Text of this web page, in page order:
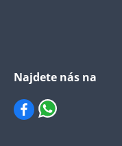
Najdete nás na